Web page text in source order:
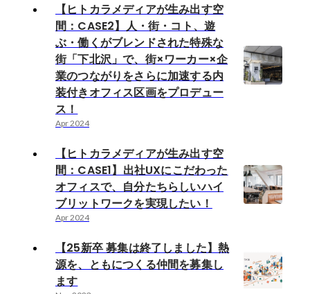
【ヒトカラメディアが生み出す空
間：CASE2】人・街・コト、遊
ぶ・働くがブレンドされた特殊な
街「下北沢」で、街×ワーカー×企
業のつながりをさらに加速する内
装付きオフィス区画をプロデュー
ス！
Apr 2024
【ヒトカラメディアが生み出す空
間：CASE1】出社UXにこだわった
オフィスで、自分たちらしいハイ
ブリットワークを実現したい！
Apr 2024
【25新卒 募集は終了しました】熱
源を、ともにつくる仲間を募集し
ます